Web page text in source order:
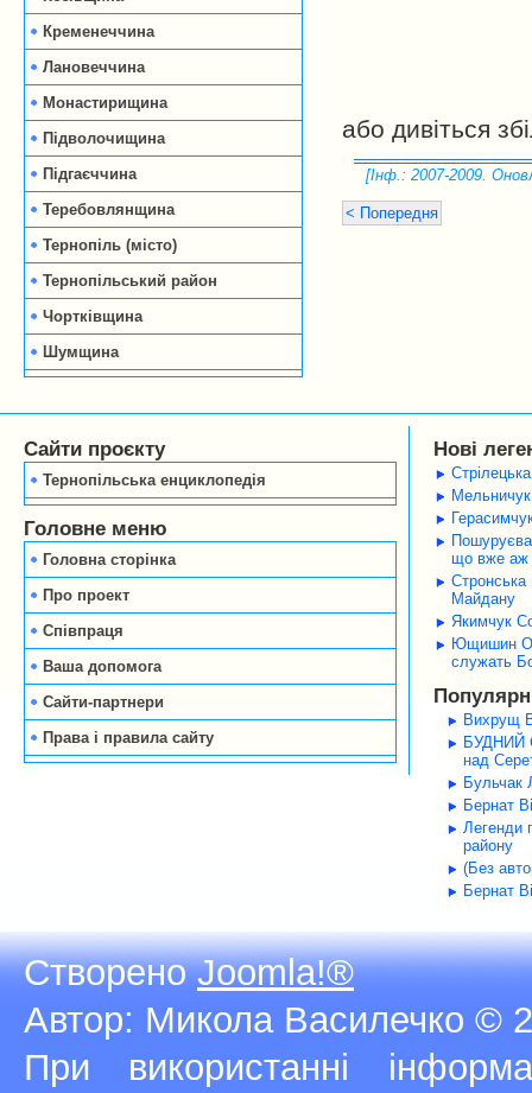
Кременеччина
Лановеччина
Монастирищина
Підволочищина
Підгаєччина
Теребовлянщина
Тернопіль (місто)
Тернопільський район
Чортківщина
Шумщина
або дивіться
[Інф.: 2007-2009.
< Попередня
Сайти проєкту
Тернопільська енциклопедія
Головне меню
Головна сторінка
Про проект
Співпраця
Ваша допомога
Сайти-партнери
Права і правила сайту
Нові
Мельничук
що вже аж
Стронська
Майдану
Якимчук
Ющишин
служать
Вихрущ
БУДНИЙ
над
Бульчак
Бернат
Легенди
району
(Без
Бернат
СтвореноJoomla!®
Автор: Микола Василечко ©
При використанні